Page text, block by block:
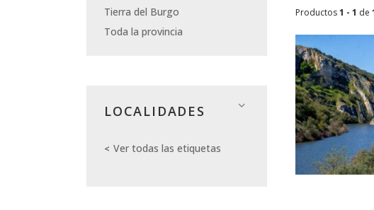
Tierra del Burgo
Toda la provincia
LOCALIDADES
Ver todas las etiquetas
Productos1 - 1 de